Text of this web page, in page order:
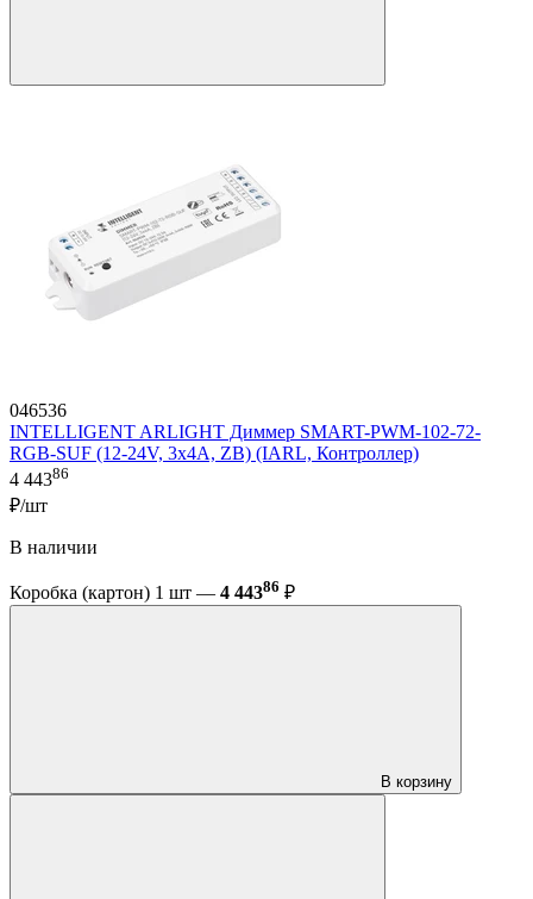
046536
INTELLIGENT ARLIGHT Диммер SMART-PWM-102-72-
RGB-SUF (12-24V, 3x4A, ZB) (IARL, Контроллер)
4 44386
₽/шт
В наличии
Коробка (картон) 1 шт — 4 44386 ₽
В корзину